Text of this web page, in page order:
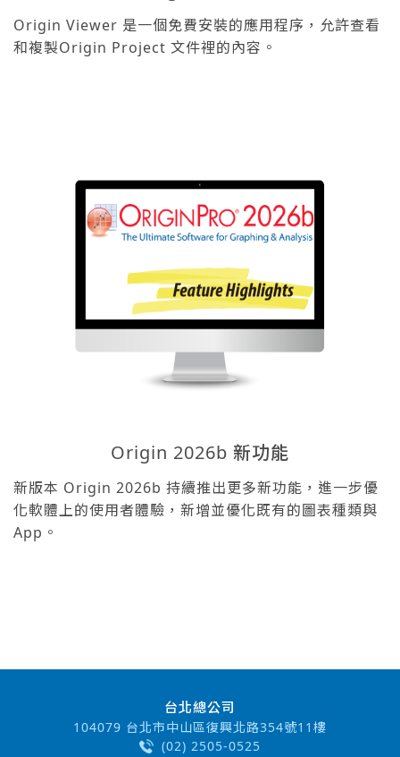
Origin Viewer 是一個免費安裝的應用程序，允許查看
和複製Origin Project 文件裡的內容。
Origin 2026b 新功能
新版本 Origin 2026b 持續推出更多新功能，進一步優
化軟體上的使用者體驗，新增並優化既有的圖表種類與
App。
台北總公司
104079 台北市中山區復興北路354號11樓
(02) 2505-0525